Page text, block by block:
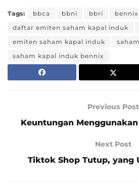
Tags: bbca bbni bbri bennix
daftar emiten saham kapal induk
emiten saham kapal induk
saham kapal induk bennix
Previous Post
Keuntungan
Next Post
Tiktok Shop Tutup, yang